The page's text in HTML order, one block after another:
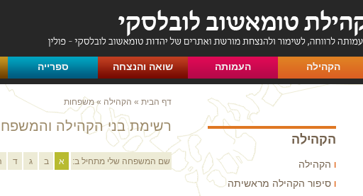
הקהילה העמותה שואה והנצחה ספרייה
הקהילה
הקהילה
סיפור הקהילה מראשיתה
דף הבית » הקהילה »משפחות
רשימת בני הקהילה
שם המשפחה שלי מתחיל ב: א ב ג ד